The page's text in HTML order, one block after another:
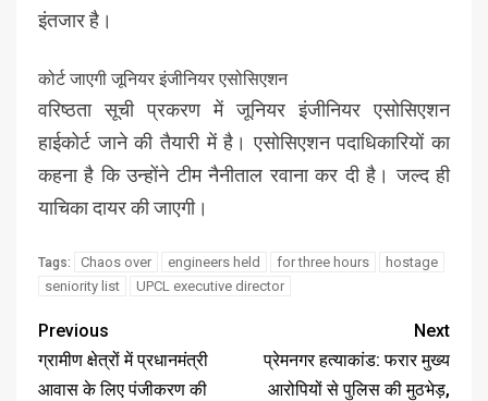
इंतजार है।
कोर्ट जाएगी जूनियर इंजीनियर एसोसिएशन
वरिष्ठता सूची प्रकरण में जूनियर इंजीनियर एसोसिएशन
हाईकोर्ट जाने की तैयारी में है। एसोसिएशन पदाधिकारियों का
कहना है कि उन्होंने टीम नैनीताल रवाना कर दी है। जल्द ही
याचिका दायर की जाएगी।
Tags: Chaos over engineers held for three hours
hostage
seniority list
UPCL executive director
Previous
ग्रामीण क्षेत्रों में प्रधानमंत्री
आवास के लिए पंजीकरण की
Next
प्रेमनगर हत्याकांड: फरार मुख्य
आरोपियों से पुलिस की मुठभेड़,